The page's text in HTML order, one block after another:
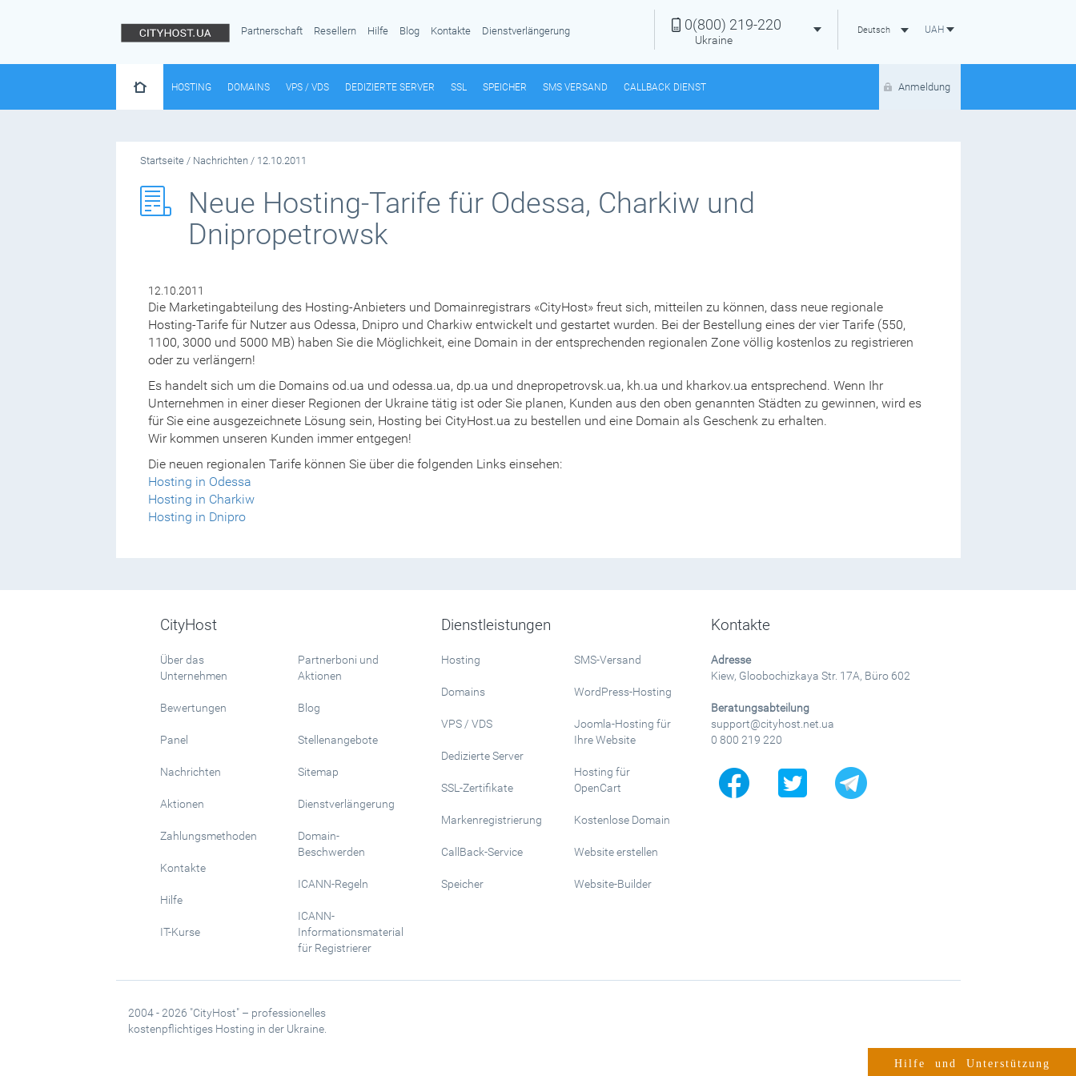
Partnerschaft Resellern Hilfe Blog Kontakte Dienstverlängerung UAH
Deutsch
0(800) 219-220
Ukraine
HOSTING DOMAINS VPS / VDS DEDIZIERTE SERVER SSL SPEICHER SMS VERSAND CALLBACK DIENST Anmeldung
Startseite/ Nachrichten/ 12.10.2011
Neue Hosting-Tarife für Odessa, Charkiw und
Dnipropetrowsk
12.10.2011
Die Marketingabteilung des Hosting-Anbieters und Domainregistrars «CityHost» freut sich, mitteilen zu können, dass neue regionale
Hosting-Tarife für Nutzer aus Odessa, Dnipro und Charkiw entwickelt und gestartet wurden. Bei der Bestellung eines der vier Tarife (550,
1100, 3000 und 5000 MB) haben Sie die Möglichkeit, eine Domain in der entsprechenden regionalen Zone völlig kostenlos zu registrieren
oder zu verlängern!
Es handelt sich um die Domains od.ua und odessa.ua, dp.ua und dnepropetrovsk.ua, kh.ua und kharkov.ua entsprechend. Wenn Ihr
Unternehmen in einer dieser Regionen der Ukraine tätig ist oder Sie planen, Kunden aus den oben genannten Städten zu gewinnen, wird es
für Sie eine ausgezeichnete Lösung sein, Hosting bei CityHost.ua zu bestellen und eine Domain als Geschenk zu erhalten.
Wir kommen unseren Kunden immer entgegen!
Die neuen regionalen Tarife können Sie über die folgenden Links einsehen:
Hosting in Odessa
Hosting in Charkiw
Hosting in Dnipro
CityHost
Über das
Unternehmen
Bewertungen
Panel
Nachrichten
Aktionen
Zahlungsmethoden
Kontakte
Hilfe
IT-Kurse
Partnerboni und
Aktionen
Blog
Stellenangebote
Sitemap
Dienstverlängerung
Domain-
Beschwerden
ICANN-Regeln
ICANN-
Informationsmaterial
für Registrierer
Dienstleistungen
Hosting
Domains
VPS / VDS
Dedizierte Server
SSL-Zertifikate
Markenregistrierung
CallBack-Service
Speicher
SMS-Versand
WordPress-Hosting
Joomla-Hosting für
Ihre Website
Hosting für
OpenCart
Kostenlose Domain
Website erstellen
Website-Builder
Kontakte
Adresse
Kiew, Gloobochizkaya Str. 17A, Büro 602
Beratungsabteilung
support@cityhost.net.ua
0 800 219 220
2004 - 2026 "CityHost" – professionelles
kostenpflichtiges Hosting in der Ukraine.
Hilfe und Unterstützung